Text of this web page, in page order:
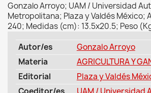
Gonzalo Arroyo; UAM / Universidad
Metropolitana; Plaza y Valdés México;
240; Medidas (cm): 13.5x20.5; Peso
Autor/es
Gonzalo Arroyo
Materia
AGRICULTURA Y
Editorial
Plaza y Valdés